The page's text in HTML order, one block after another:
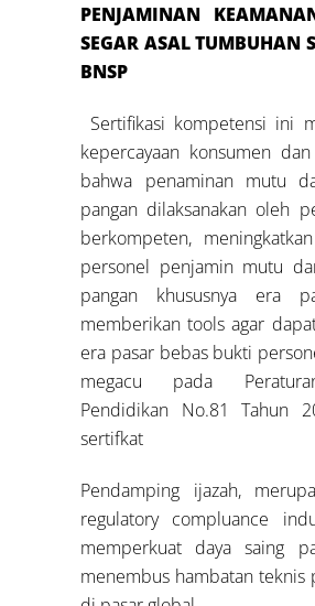
PENJAMINAN
SEGAR ASAL TUMBUHAN
BNSP
Sertifikasi kompetensi ini
kepercayaan konsumen
bahwa penaminan mutu
pangan dilaksanakan oleh
berkompeten,
personel penjamin mutu
pangan khususnya era
memberikan tools agar
era pasar bebas bukti
megacu pada
Pendidikan No.81 Tahun
sertifkat
Pendamping ijazah,
regulatory compluance
memperkuat daya saing
menembus hambatan teknis